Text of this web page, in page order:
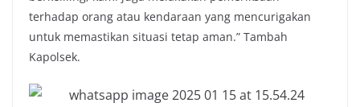
terhadap orang atau kendaraan yang mencurigakan
untuk memastikan situasi tetap aman.” Tambah
Kapolsek.